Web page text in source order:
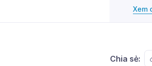
Xem
Chia sẻ: